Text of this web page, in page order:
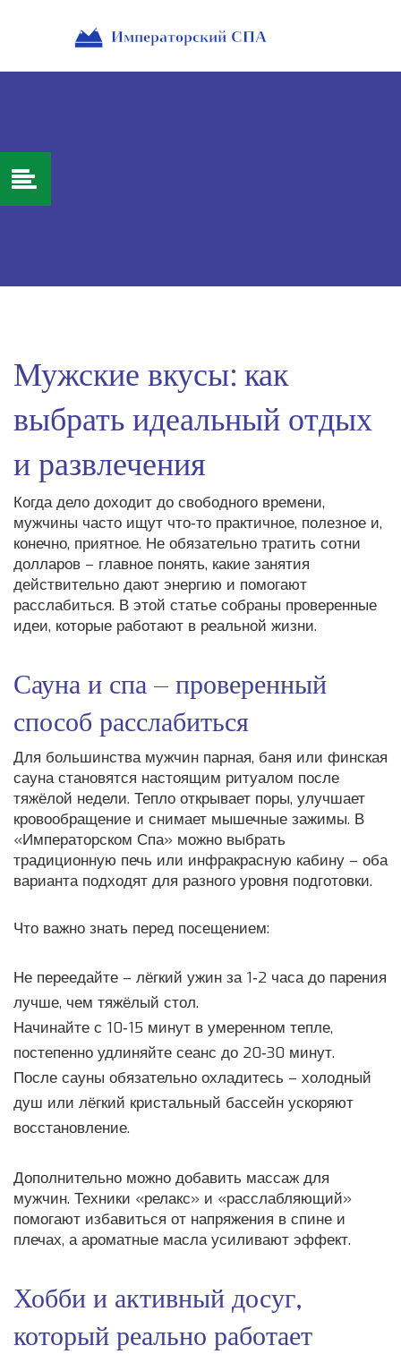
Мужские вкусы: как
выбрать идеальный отдых
и развлечения
Когда дело доходит до свободного времени,
мужчины часто ищут что‑то практичное, полезное и,
конечно, приятное. Не обязательно тратить сотни
долларов – главное понять, какие занятия
действительно дают энергию и помогают
расслабиться. В этой статье собраны проверенные
идеи, которые работают в реальной жизни.
Сауна и спа – проверенный
способ расслабиться
Для большинства мужчин парная, баня или финская
сауна становятся настоящим ритуалом после
тяжёлой недели. Тепло открывает поры, улучшает
кровообращение и снимает мышечные зажимы. В
«Императорском Спа» можно выбрать
традиционную печь или инфракрасную кабину – оба
варианта подходят для разного уровня подготовки.
Что важно знать перед посещением:
Не переедайте – лёгкий ужин за 1‑2 часа до парения
лучше, чем тяжёлый стол.
Начинайте с 10‑15 минут в умеренном тепле,
постепенно удлиняйте сеанс до 20‑30 минут.
После сауны обязательно охладитесь – холодный
душ или лёгкий кристальный бассейн ускоряют
восстановление.
Дополнительно можно добавить массаж для
мужчин. Техники «релакс» и «расслабляющий»
помогают избавиться от напряжения в спине и
плечах, а ароматные масла усиливают эффект.
Хобби и активный досуг,
который реально работает